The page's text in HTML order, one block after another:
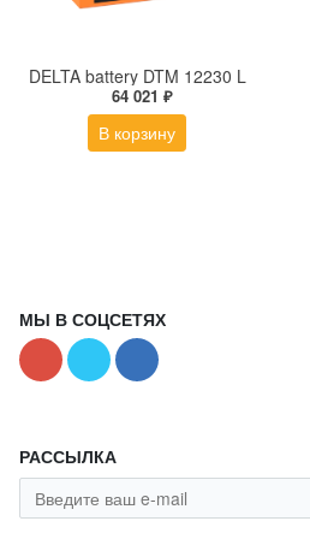
DELTA battery DTM 12230 L
64 021 ₽
В корзину
МЫ В СОЦСЕТЯХ
РАССЫЛКА